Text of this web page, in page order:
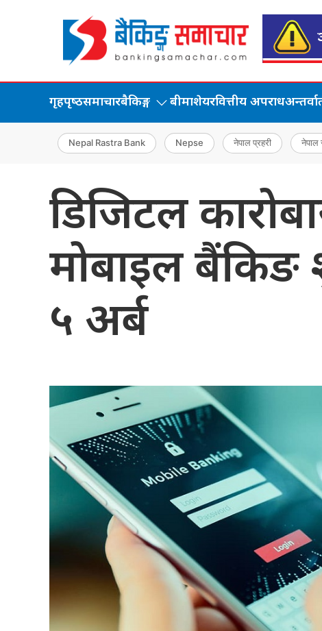
गृहपृष्‍ठसमाचारबैकिङ्ग बीमाशेयरवित्तीय अपराध
Nepal Rastra Bank Nepse नेपाल प्रहरी नेपाल
डिजिटल
मोबाइल
५ अर्ब